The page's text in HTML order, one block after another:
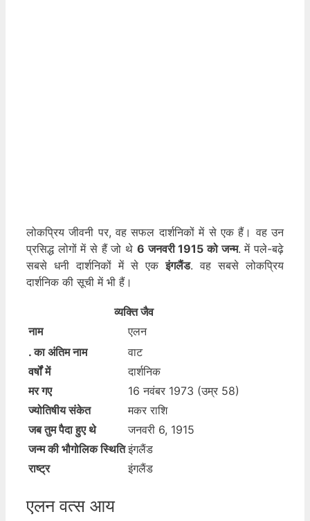
लोकप्रिय जीवनी पर, वह सफल दार्शनिकों में से एक हैं। वह उन
प्रसिद्ध लोगों में से हैं जो थे 6 जनवरी 1915 को जन्म. में पले-बढ़े
सबसे धनी दार्शनिकों में से एकइंगलैंड. वह सबसे लोकप्रिय
दार्शनिक की सूची में भी हैं।
व्यक्ति जैव
नाम
एलन
. का अंतिम नाम
वाट
वर्षों में
दार्शनिक
मर गए
16 नवंबर 1973 (उम्र 58)
ज्योतिषीय संकेत
मकर राशि
जब तुम पैदा हुए थे
जनवरी 6, 1915
जन्म की भौगोलिक स्थिति इंगलैंड
राष्ट्र
इंगलैंड
एलन वत्स आय